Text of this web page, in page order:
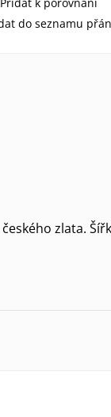
do seznamu
zlata.